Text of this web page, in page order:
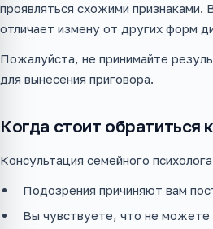
проявляться схожими
отличает измену от других форм
Пожалуйста, не принимайте
для вынесения приговора.
Когда стоит обратиться
Консультация семейного
Подозрения причиняют вам
Вы чувствуете, что не можете